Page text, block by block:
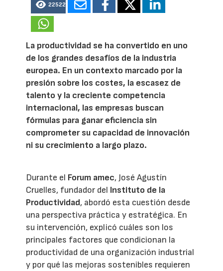
22522
La productividad se ha convertido en uno
de los grandes desafíos de la industria
europea. En un contexto marcado por la
presión sobre los costes, la escasez de
talento y la creciente competencia
internacional, las empresas buscan
fórmulas para ganar eficiencia sin
comprometer su capacidad de innovación
ni su crecimiento a largo plazo.
Durante el Forum amec, José Agustín
Cruelles, fundador del Instituto de la
Productividad, abordó esta cuestión desde
una perspectiva práctica y estratégica. En
su intervención, explicó cuáles son los
principales factores que condicionan la
productividad de una organización industrial
y por qué las mejoras sostenibles requieren